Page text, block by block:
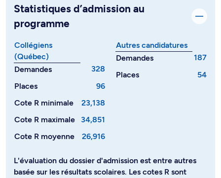
Statistiques d’admission au
programme
Collégiens
(Québec)
Demandes
328
Places
96
Cote R minimale
23,138
Cote R maximale
34,851
Cote R moyenne
26,916
Autres candidatures
Demandes
187
Places
54
L'évaluation du dossier d'admission est entre autres
basée sur les résultats scolaires. Les cotes R sont